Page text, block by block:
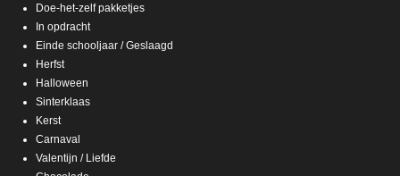
Doe-het-zelf pakketjes
In opdracht
Einde schooljaar / Geslaagd
Herfst
Halloween
Sinterklaas
Kerst
Carnaval
Valentijn / Liefde